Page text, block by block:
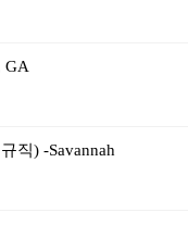
GA
직) -Savannah